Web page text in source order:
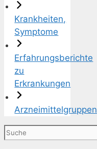
Krankheiten,
Symptome
Erfahrungsberichte
zu
Erkrankungen
Arzneimittelgruppen
Suchen